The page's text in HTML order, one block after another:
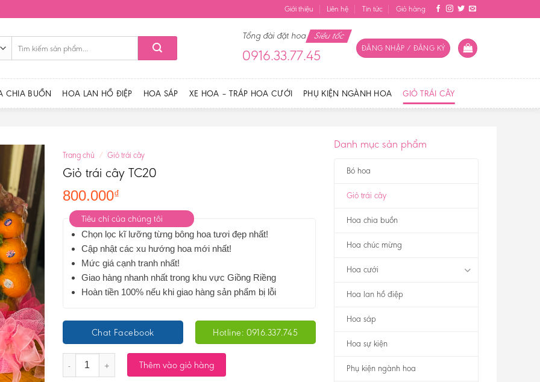
Giới thiệu Liên hệ Tin tức Giỏ hàng
kiếm:
Tổng đài đặt hoa Siêu tốc
0916.33.77.45 ĐĂNG NHẬP / ĐĂNG KÝ
CHIA BUỒN HOA LAN HỒ ĐIỆP HOA SÁP XE HOA – TRÁP HOA CƯỚI PHỤ KIỆN NGÀNH HOA GIỎ TRÁI CÂY
Danh mục sản phẩm
Bó hoa
Giỏ trái cây
Hoa chia buồn
Hoa chúc mừng
Hoa cưới
Hoa lan hồ điệp
Hoa sáp
Hoa sự kiện
Phụ kiện ngành hoa
Trang chủ / Giỏ trái cây
Giỏ trái cây TC20
800.000₫
Tiêu chí của chúng tôi
Chọn lọc kĩ lưỡng từng bông hoa tươi đẹp nhất!
Cập nhật các xu hướng hoa mới nhất!
Mức giá cạnh tranh nhất!
Giao hàng nhanh nhất trong khu vực Giồng Riềng
Hoàn tiền 100% nếu khi giao hàng sản phẩm bị lỗi
Chat Facebook Hotline: 0916.337.745
Số lượng Thêm vào giỏ hàng